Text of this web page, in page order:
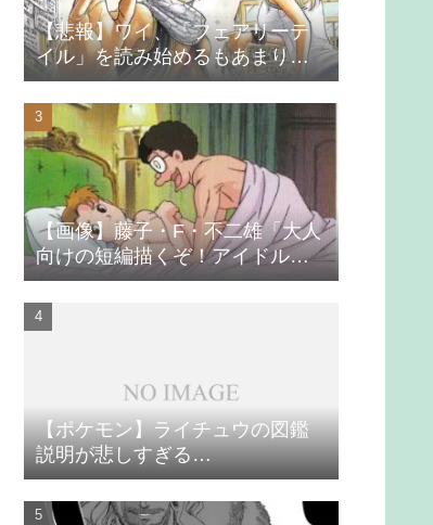
【悲報】ワイ、「フェアリーテ
イル」を読み始めるもあまりの
つまらなさに挫折する
【画像】藤子・F・不二雄「大人
向けの短編描くぞ！アイドルが
無理やり抱かれるシーン入れ
よ」
【ポケモン】ライチュウの図鑑
説明が悲しすぎる…